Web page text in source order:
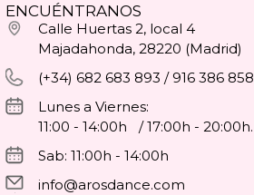
ENCUÉNTRANOS
Calle Huertas 2, local 4
Majadahonda, 28220 (Madrid)
(+34) 682 683 893 / 916 386 858
Lunes a Viernes:
11:00 - 14:00h / 17:00h - 20:00h.
Sab: 11:00h - 14:00h
info@arosdance.com